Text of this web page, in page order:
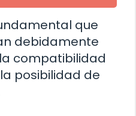
que
debidamente
compatibilidad
posibilidad de